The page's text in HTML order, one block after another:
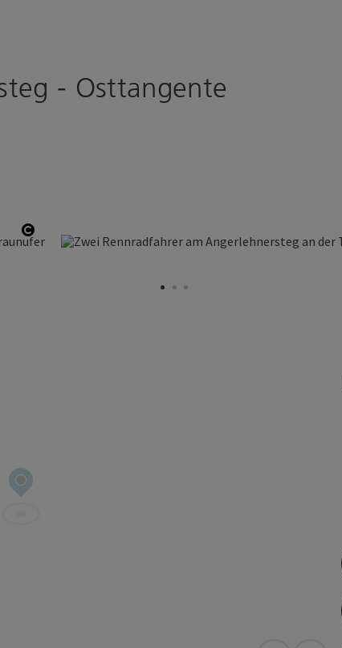
- Osttangente
Copyright öffnen